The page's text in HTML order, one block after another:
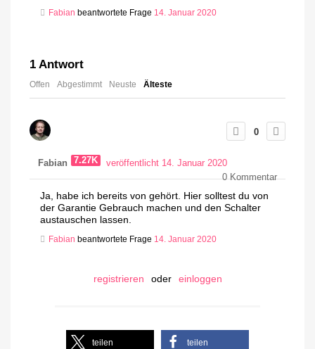
Fabian beantwortete Frage 14. Januar 2020
1 Antwort
Offen Abgestimmt Neuste Älteste
0
Fabian 7.27K
veröffentlicht 14. Januar 2020
0Kommentar
Ja, habe ich bereits von gehört. Hier solltest du von
der Garantie Gebrauch machen und den Schalter
austauschen lassen.
Fabian beantwortete Frage 14. Januar 2020
registrieren oder einloggen
teilen teilen